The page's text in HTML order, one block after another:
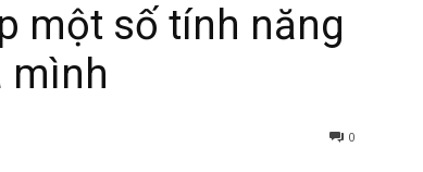
một số tính năng
mình
0